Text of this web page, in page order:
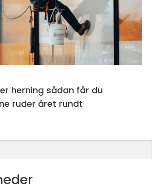
sådan får du
ruder året rundt